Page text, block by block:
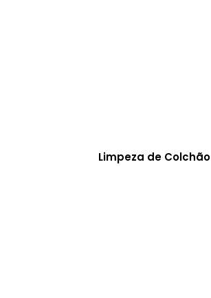
Limpeza de Colchão